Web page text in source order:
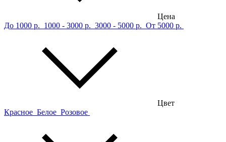
Цена
До 1000 р. 1000 - 3000 р. 3000 - 5000 р. От 5000 р.
Цвет
Красное Белое Розовое